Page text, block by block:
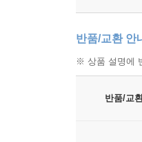
반품/교환 안
※ 상품 설명에
반품/교